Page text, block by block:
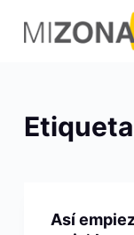
S
a
aEtiqueta
Así